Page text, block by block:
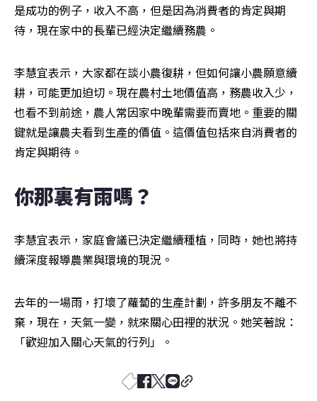
是成功的例子，收入不高，但是因為消費者的肯定與期
待，現在家中的長輩已經決定繼續務農。
李慧宜表示，大家都在談小農復耕，但如何讓小農願意續
耕，可能更加迫切。現在農村土地價值高，務農收入少，
也看不到前途，農人常因家中晚輩需要而賣地。重要的關
鍵就是讓農夫看到生產的價值。這價值包括來自消費者的
肯定與期待。
你那裏有雨嗎？
李慧宜表示，家庭會議已決定繼續種植，同時，她也將持
續深度報導農業與環境的現況。
去年的一場雨，打壞了蘿蔔的生產計劃，許多朋友不離不
棄，現在，天氣一變，就來關心田裡的狀況。她笑著說：
「歡迎加入關心天氣的行列」。